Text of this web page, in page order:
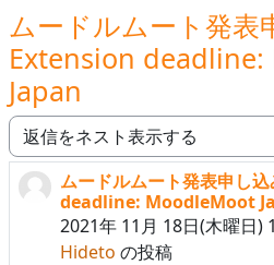
ムードルムート発
Extension
Japan
表示モード
ムードルムート発表申し
deadline: MoodleMoot
2021年 11月 18日(木曜日)
Hideto の投稿
返信数: 0